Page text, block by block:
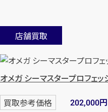
店舗買取
オメガ シーマスタープロフェ
買取参考価格 202,000円